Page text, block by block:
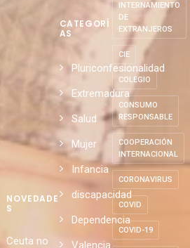
NOVEDADE
S
Ceuta no
CATEGORÍ
AS
Pluriconfesionalidad
Extremadura
Salud
Mujer
Infancia
discapacidad
Dependencia
Valencia
INTERNAMIENTO
DE
EXTRANJEROS
CIE
COLEGIO
CONSUMO
RESPONSABLE
COOPERACIÓN
INTERNACIONAL
CORONAVIRUS
COVID
COVID-19